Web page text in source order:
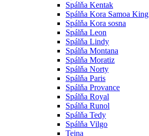
Spálňa Kentak
Spálňa Kora Samoa King
Spálňa Kora sosna
Spálňa Leon
Spálňa Lindy
Spálňa Montana
Spálňa Moratiz
Spálňa Norty
Spálňa Paris
Spálňa Provance
Spálňa Royal
Spálňa Runol
Spálňa Tedy
Spálňa Vilgo
Teina